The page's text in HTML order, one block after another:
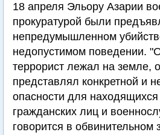
18 апреля Эльору Азарии
прокуратурой были
непредумышленном
недопустимом поведении.
террорист лежал на земле,
представлял конкретной и
опасности для
гражданских лиц и
говорится в обвинительном